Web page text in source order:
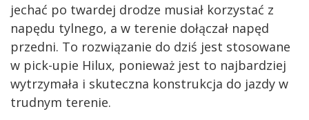
jechać po twardej drodze musiał korzystać z
napędu tylnego, a w terenie dołączał napęd
przedni. To rozwiązanie do dziś jest stosowane
w pick-upie Hilux, ponieważ jest to najbardziej
wytrzymała i skuteczna konstrukcja do jazdy w
trudnym terenie.